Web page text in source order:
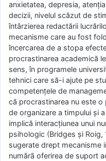
anxietatea, depresia,
decizii, nivelul scăzut de
întârzierea redactării
mecanisme care au fost
încercarea de a stopa
procrastinarea academică
sens, în programele
tehnici care să-i ajute pe
competențele de
că procrastinarea nu este
de organizare a timpului și
implică interacțiunea unui
psihologic (Bridges și Roig,
sugerate drept mecanisme
numãrã oferirea de suport